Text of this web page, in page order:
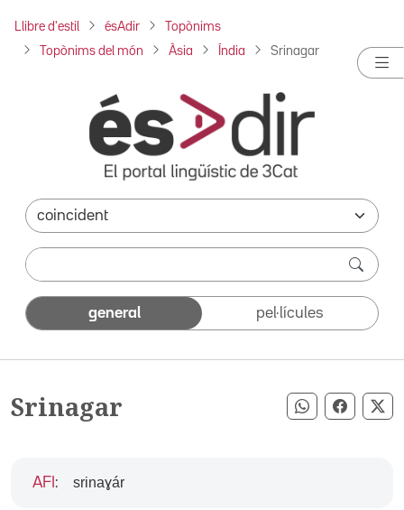
Llibre d'estil ésAdir Topònims
Topònims del món Àsia Índia Srinagar
general pel·lícules
Srinagar Compartir
AFI : srinaɣár